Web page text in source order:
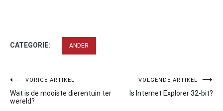
CATEGORIE: ANDER
Bericht
navigatie
VORIGE ARTIKEL
Wat is de mooiste dierentuin ter
wereld?
VOLGENDE ARTIKEL
Is Internet Explorer 32-bit?